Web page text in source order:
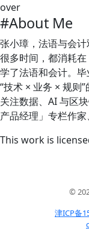
over
#About Me
张小璋，法语与会
很多时间，都消耗
学了法语和会计。
“技术 × 业务 × 规则
关注数据、AI 与区
产品经理」专栏作家
This work is
©
津ICP备